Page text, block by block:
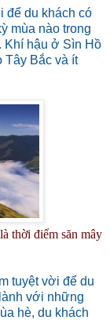
để du khách có
mùa nào trong
Khí hậu ở Sìn Hồ
Tây Bắc và ít
thời điểm săn mây
tuyệt vời để du
với những
hè, du khách